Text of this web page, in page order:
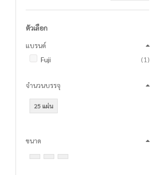
ตัวเลือก
แบรนด์
Fuji
1 ชิ้น
จำนวนบรรจุ
25 แผ่น
ขนาด